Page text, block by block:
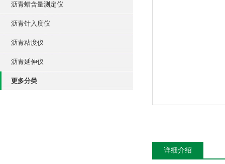
沥青蜡含量测定仪
沥青针入度仪
沥青粘度仪
沥青延伸仪
更多分类
详细介绍